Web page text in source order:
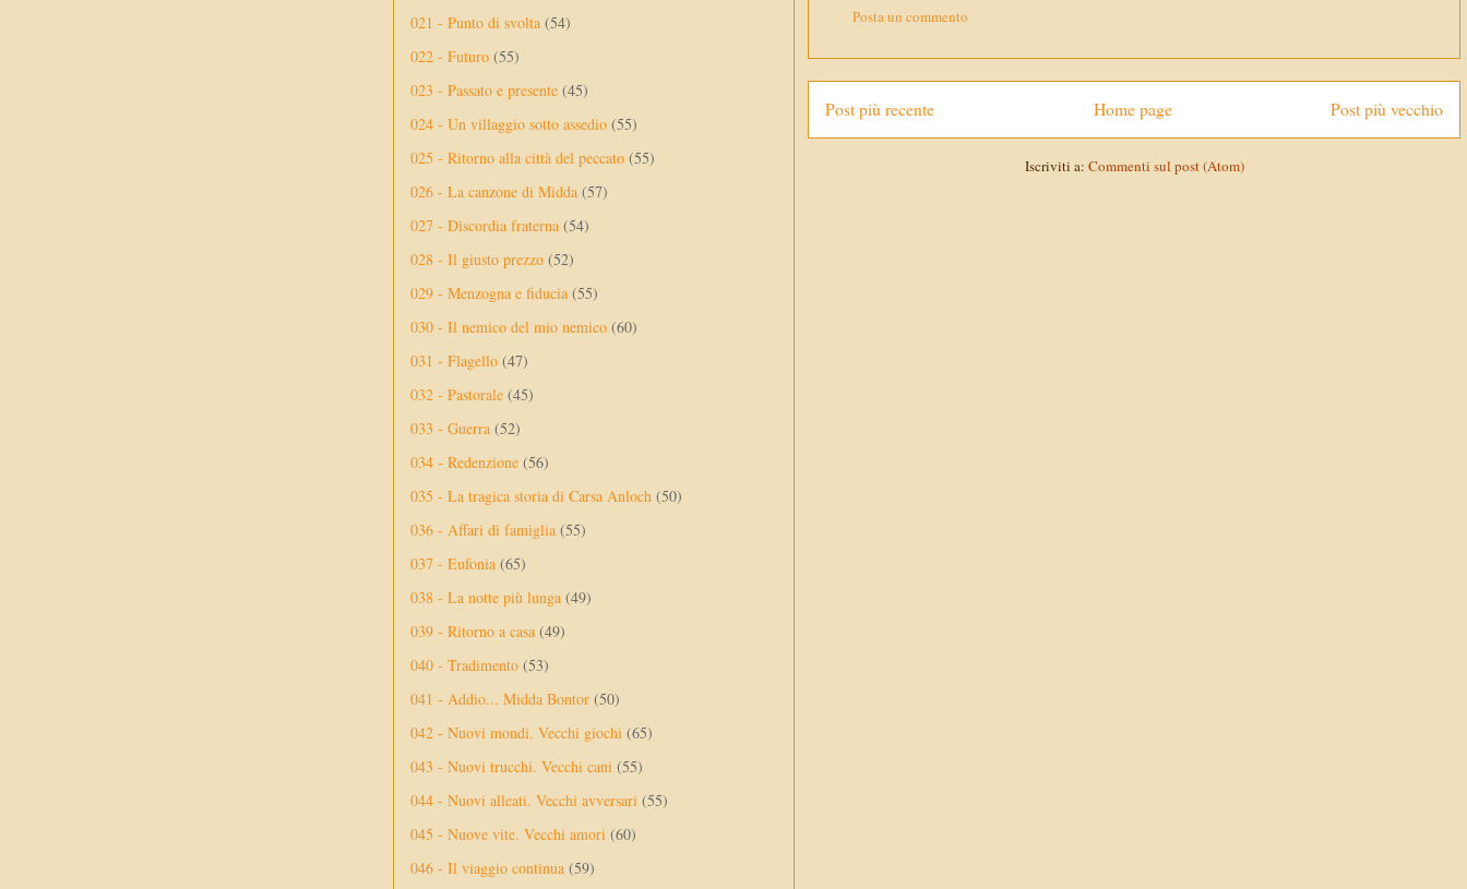
Posta un commento
Post più recente Post più vecchio
Home page
Iscriviti a: Commenti sul post (Atom)
021 - Punto di svolta (54)
022 - Futuro (55)
023 - Passato e presente (45)
024 - Un villaggio sotto assedio (55)
025 - Ritorno alla città del peccato (55)
026 - La canzone di Midda (57)
027 - Discordia fraterna (54)
028 - Il giusto prezzo (52)
029 - Menzogna e fiducia (55)
030 - Il nemico del mio nemico (60)
031 - Flagello (47)
032 - Pastorale (45)
033 - Guerra (52)
034 - Redenzione (56)
035 - La tragica storia di Carsa Anloch (50)
036 - Affari di famiglia (55)
037 - Eufonia (65)
038 - La notte più lunga (49)
039 - Ritorno a casa (49)
040 - Tradimento (53)
041 - Addio... Midda Bontor (50)
042 - Nuovi mondi. Vecchi giochi (65)
043 - Nuovi trucchi. Vecchi cani (55)
044 - Nuovi alleati. Vecchi avversari (55)
045 - Nuove vite. Vecchi amori (60)
046 - Il viaggio continua (59)